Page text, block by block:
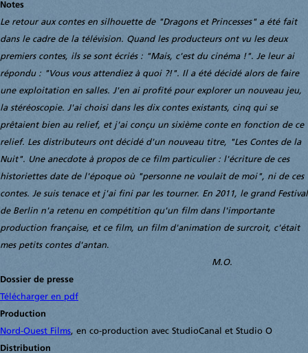
Notes
Le retour aux contes en silhouette de "Dragons et Princesses" a été fait
dans le cadre de la télévision. Quand les producteurs ont vu les deux
premiers contes, ils se sont écriés : "Mais, c'est du cinéma !". Je leur ai
répondu : "Vous vous attendiez à quoi ?!". Il a été décidé alors de faire
une exploitation en salles. J'en ai profité pour explorer un nouveau jeu,
la stéréoscopie. J'ai choisi dans les dix contes existants, cinq qui se
prêtaient bien au relief, et j'ai conçu un sixième conte en fonction de ce
relief. Les distributeurs ont décidé d'un nouveau titre, "Les Contes de la
Nuit". Une anecdote à propos de ce film particulier : l'écriture de ces
historiettes date de l'époque où "personne ne voulait de moi", ni de ces
contes. Je suis tenace et j'ai fini par les tourner. En 2011, le grand Festival
de Berlin n'a retenu en compétition qu'un film dans l'importante
production française, et ce film, un film d'animation de surcroit, c'était
mes petits contes d'antan.
M.O.
Dossier de presse
Télécharger en pdf
Production
Nord-Ouest Films, en co-production avec StudioCanal et Studio O
Distribution